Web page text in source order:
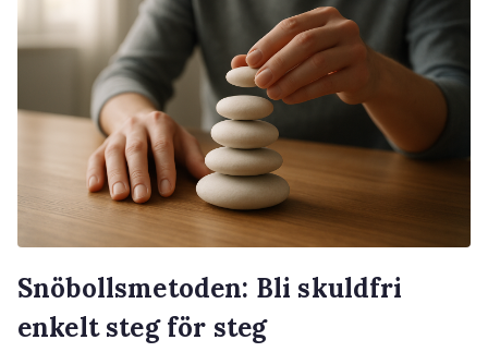
Snöbollsmetoden: Bli skuldfri
enkelt steg för steg